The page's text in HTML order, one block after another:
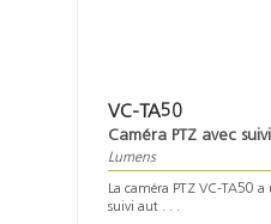
VC-TA50
Caméra PTZ avec
Lumens
La caméra PTZ VC-TA50
suivi aut . . .